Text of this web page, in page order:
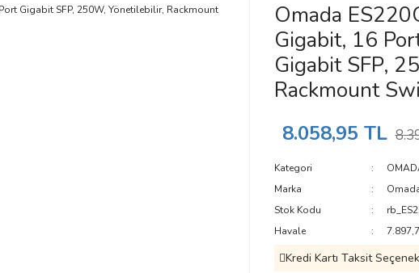
Omada
Gigabit, 16
Gigabit SFP,
Rackmount
8.058,95 TL
Kategori
Marka
Stok Kodu
Havale
Kredi Kartı Taksit